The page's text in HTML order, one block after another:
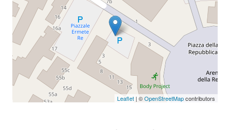
su
Leaflet | ©OpenStreetMapcontributors